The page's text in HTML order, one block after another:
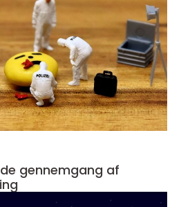
gennemgang af